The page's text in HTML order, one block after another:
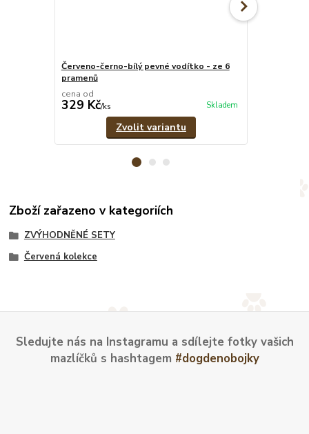
Červeno-černo-bílý pevné vodítko - ze 6
pramenů
cena od
329 Kč/ks Skladem
Zvolit variantu
Zboží zařazeno v kategoriích
ZVÝHODNĚNÉ SETY
Červená kolekce
Sledujte nás na Instagramu a sdílejte fotky vašich
mazlíčků s hashtagem #dogdenobojky